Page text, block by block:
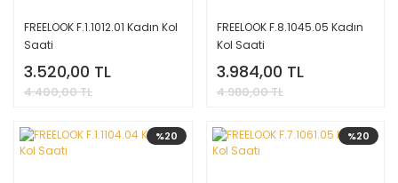
FREELOOK F.1.1012.01 Kadın Kol
Saati
3.520,00 TL
4.400,00 TL
FREELOOK F.8.1045.05 Kadın
Kol Saati
3.984,00 TL
4.980,00 TL
%20 %20